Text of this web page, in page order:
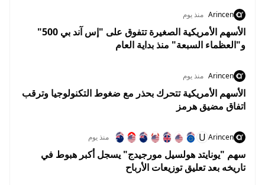
Arincen منذ يوم
الأسهم الأمريكية الصغيرة تتفوق على "إس آند بي 500"
و"العظماء السبعة" منذ بداية العام
Arincen منذ يوم
الأسهم الأمريكية تتحرك بحذر مع ضغوط التكنولوجيا وترقب
اتفاق مضيق هرمز
Arincen
U منذ يوم
سهم "يونايتد هولسيل مورجيدج" يسجل أكبر هبوط في
تاريخه بعد تعليق توزيعات الأرباح